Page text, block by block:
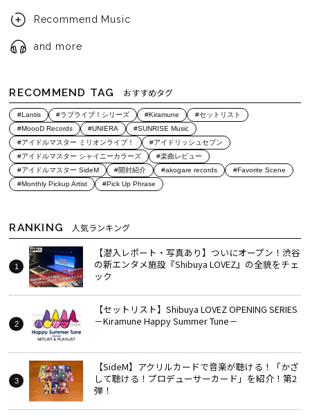
Recommend Music
and more
RECOMMEND TAG おすすめタグ
#Lantis #ラブライブ！シリーズ #Kiramune
#セットリスト
#MoooD Records
#UNIERA
#SUNRISE Music
#アイドルマスター ミリオンライブ！
#アイドリッシュセブン
#アイドルマスター シャイニーカラーズ
#楽曲レビュー
#アイドルマスター SideM
#開封紹介 #akogare records
#Favorite Scene
#Monthly Pickup Artist
#Pick Up Phrase
RANKING 人気ランキング
【潜入レポート・写真あり】ついにオープン！渋谷
の新エンタメ施設『Shibuya LOVEZ』の全貌をチェ
ック
【セットリスト】Shibuya LOVEZ OPENING SERIES
－Kiramune Happy Summer Tune－
【SideM】アクリルカードで音楽が聴ける！「かざ
して聴ける！プロデューサーカード」を紹介！第2
弾！